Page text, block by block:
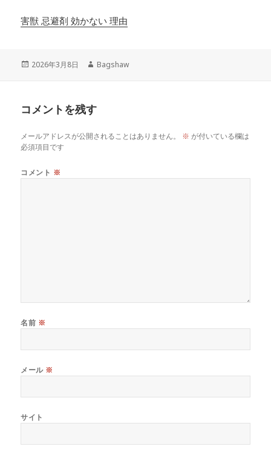
害獣 忌避剤 効かない 理由
投
2026年3月8日
作
Bagshaw
コメントを残す
メールアドレスが公開されることはありません。 ※ が付いている欄は
必須項目です
コメント ※
名前 ※
メール ※
サイト